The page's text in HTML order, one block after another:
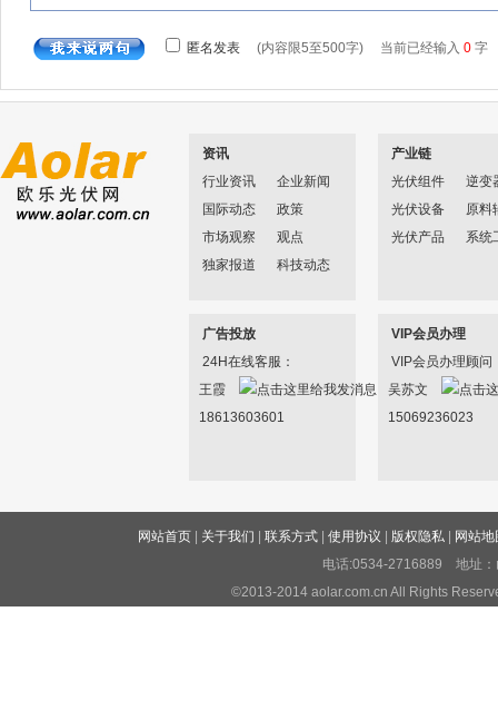
资讯
行业资讯
企业新闻
国际动态
政策
市场观察
观点
独家报道
科技动态
产业链
光伏组件
逆变
光伏设备
原料
光伏产品
系统
广告投放
24H在线客服：
王霞
18613603601
VIP会员办理
VIP会员办理顾问
吴苏文
15069236023
网站首页 关于我们 |联系方式 |使用协议 版权隐私
网站地
电话:0534-2716889 地址：
©2013-2014 aolar.com.cn All Rights